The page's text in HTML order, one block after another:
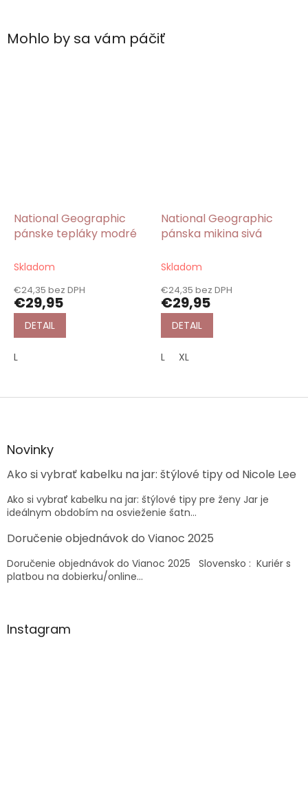
Mohlo by sa vám páčiť
National Geographic
pánske tepláky modré
Skladom
€24,35 bez DPH
€29,95
DETAIL
L
National Geographic
pánska mikina sivá
Skladom
€24,35 bez DPH
€29,95
DETAIL
L XL
Z
äNovinky
Ako si vybrať kabelku na jar: štýlové tipy od Nicole Lee
Ako si vybrať kabelku na jar: štýlové tipy pre ženy Jar je
ideálnym obdobím na osvieženie šatn...
Doručenie objednávok do Vianoc 2025
Doručenie objednávok do Vianoc 2025 Slovensko : Kuriér s
platbou na dobierku/online...
Instagram